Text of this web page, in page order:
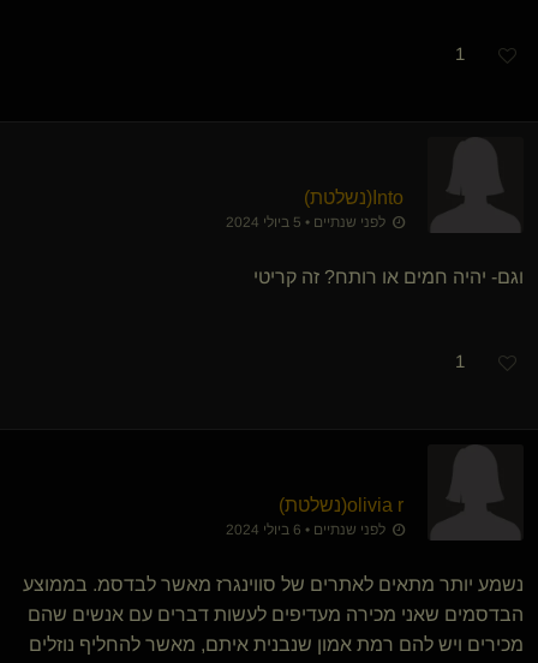
1
Into​(נשלטת)
לפני שנתיים • 5 ביולי 2024
וגם- יהיה חמים או רותח? זה קריטי
1
olivia r​(נשלטת)
לפני שנתיים • 6 ביולי 2024
נשמע יותר מתאים לאתרים של סווינגרז מאשר לבדסמ. בממוצע
הבדסמים שאני מכירה מעדיפים לעשות דברים עם אנשים שהם
מכירים ויש להם רמת אמון שנבנית איתם, מאשר להחליף נוזלים